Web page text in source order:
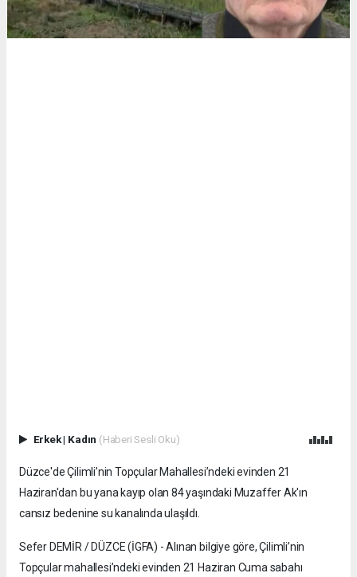
Erkek| Kadın (Haberi Sesli Oku)
Düzce'de Çilimli’nin Topçular Mahallesi’ndeki evinden 21
Haziran'dan bu yana kayıp olan 84 yaşındaki Muzaffer Ak'ın
cansız bedenine su kanalında ulaşıldı.
Sefer DEMİR / DÜZCE (İGFA) - Alınan bilgiye göre, Çilimli’nin
Topçular mahallesi’ndeki evinden 21 Haziran Cuma sabahı